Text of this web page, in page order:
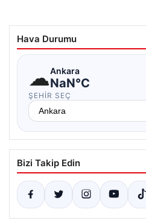
Hava Durumu
☁Ankara
NaN°C
ŞEHIR SEÇ
Bizi Takip Edin